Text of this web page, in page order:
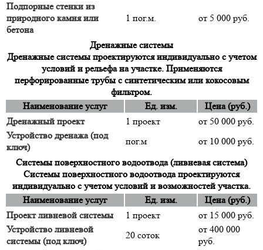
Подпорные стенки из
природного камня или
бетона
1 пог.м. от 5 000 руб.
Дренажные системы
Дренажные системы проектируются индивидуально с учетом
условий и рельефа на участке. Применяются
перфорированные трубы с синтетическим или кокосовым
фильтром.
Наименование услуг
Ед. изм.
Цена (руб.)
Дренажный проект
1 проект
от 50 000 руб.
Устройство дренажа (под
ключ)
пог.м
от 10 000 руб.
Системы поверхностного водоотвода (ливневая система)
Системы поверхностного водоотвода проектируются
индивидуально с учетом условий и возможностей участка.
Наименование услуг
Ед. изм.
Цена (руб.)
Проект ливневой системы
1 проект
от 15 000 руб.
Устройство ливневой
системы (под ключ)
20 соток
от 400 000
руб.